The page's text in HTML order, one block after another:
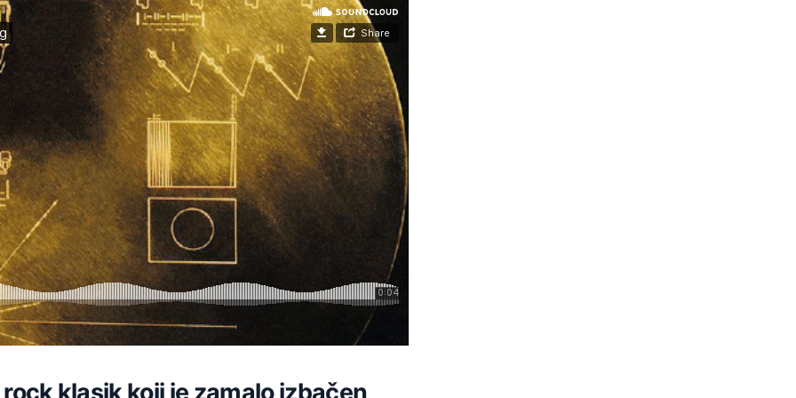
klasik koji je zamalo izbačen